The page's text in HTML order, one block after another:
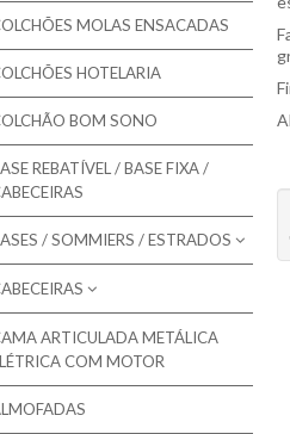
Bestbed - Colchões
Artiflex - Colchões
Colchões para Bebé
MOLAS ENSACADAS
HOTELARIA
BOM SONO
REBATÍVEL / BASE FIXA /
/ SOMMIERS / ESTRADOS
Molaflex - Bases Forradas
Molaflex - Lâminas
Pikolin - Estrados
Molaflex - Cabeceiras para camas
Mindol - Cabeceiras para camas
ARTICULADA METÁLICA
COM MOTOR